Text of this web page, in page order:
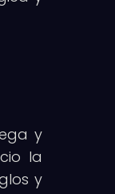
y
la
y